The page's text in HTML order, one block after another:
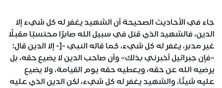
جاء في الأحاديث الصحيحة أن الشهيد يغفر له كل شيء إلا
الدين، فالشهيد الذي قتل في سبيل الله صابرًا محتسبًا مقبلًا
غير مدبر، يغفر له كل شيء، كما قاله النبي -[- إلا الدين قال:
«فإن جبرائيل أخبرني بذلك» وأن صاحب الدين لا يضيع حقه، بل
يرضيه الله عن حقه، ويعطيه حقه يوم القيامة، ولا يضيع
عليه شيئًا، والشهيد يغفر له كل شيء، لكن الدين الذي عليه